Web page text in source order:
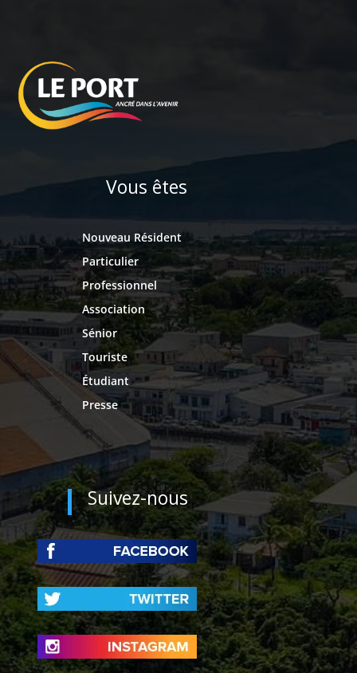
Vous êtes
Nouveau Résident
Particulier
Professionnel
Association
Sénior
Touriste
Étudiant
Presse
Suivez-nous